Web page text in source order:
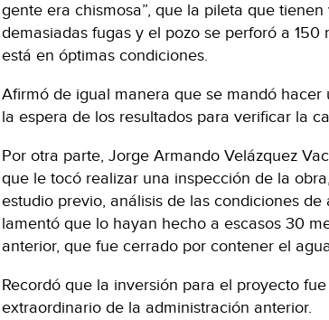
gente era chismosa”, que la pileta que
demasiadas fugas y el pozo se perforó a 150
está en óptimas condiciones.
Afirmó de igual manera que se mandó hacer
la espera de los resultados para verificar la
Por otra parte, Jorge Armando Velázquez
que le tocó realizar una inspección de la
estudio previo, análisis de las condiciones
lamentó que lo hayan hecho a escasos 30
anterior, que fue cerrado por contener el
Recordó que la inversión para el proyecto
extraordinario de la administración anterior.